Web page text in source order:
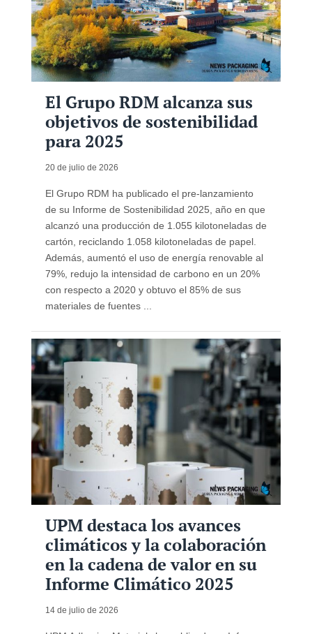
El Grupo RDM alcanza sus
objetivos de sostenibilidad
para 2025
20 de julio de 2026
El Grupo RDM ha publicado el pre-lanzamiento
de su Informe de Sostenibilidad 2025, año en que
alcanzó una producción de 1.055 kilotoneladas de
cartón, reciclando 1.058 kilotoneladas de papel.
Además, aumentó el uso de energía renovable al
79%, redujo la intensidad de carbono en un 20%
con respecto a 2020 y obtuvo el 85% de sus
materiales de fuentes ...
UPM destaca los avances
climáticos y la colaboración
en la cadena de valor en su
Informe Climático 2025
14 de julio de 2026